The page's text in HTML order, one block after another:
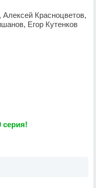
Красноцветов,
Егор Кутенков
cерия!